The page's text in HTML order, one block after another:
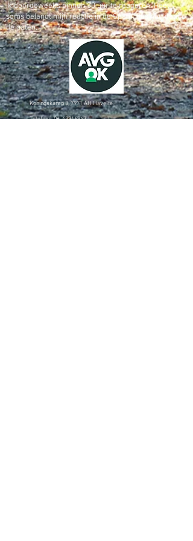
ik doordeweeks binnen 30 uur te reageren. Heel
soms belandt mijn reactie in de Spam, dus hou dat in
de gaten.
Koningskamp 3, 7971 AH Havelte
Telefoon:06-43916943